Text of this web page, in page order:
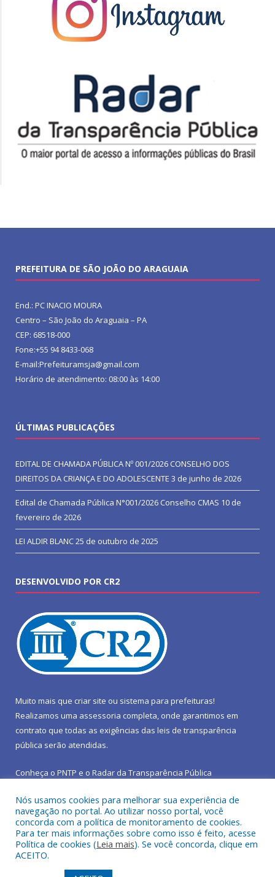
PREFEITURA DE SÃO JOÃO DO ARAGUAIA
End.: PC INACIO MOURA
Centro – São João do Araguaia – PA
CEP: 68518-000
Fone:+55 94 8433-068
E-mail:Prefeituramsja@gmail.com
Horário de atendimento: 08:00 às 14:00
ÚLTIMAS PUBLICAÇÕES
EDITAL DE CHAMADA PÚBLICA Nº 001/2026 CONSELHO DOS
DIREITOS DA CRIANÇA E DO ADOLESCENTE 3 de junho de 2026
Edital de Chamada Pública N°001/2026 Conselho CMAS 10 de
fevereiro de 2026
LEI ALDIR BLANC25 de outubro de 2025
DESENVOLVIDO POR CR2
Muito mais que criar site ou sistema para prefeituras!
Realizamos uma assessoria completa, onde garantimos em
contrato que todas as exigências das leis de transparência
pública serão atendidas.
Conheça o PNTP e o Radar da Transparência Pública
Todos os direitos reservados a Prefeitura Municipal de São João
do Araguaia.
Nós usamos cookies para melhorar sua experiência de
navegação no portal. Ao utilizar nosso portal, você
concorda com a política de monitoramento de cookies.
Para ter mais informações sobre como isso é feito, acesse
Política de cookies (Leia mais). Se você concorda, clique em
ACEITO.